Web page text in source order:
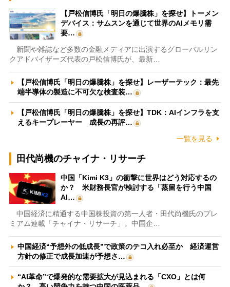
【戸松信博氏「明日の爆騰株」を探せ】トーメン
デバイス：サムスンを通じて世界のAIメモリ需
要…
新聞や雑誌など多数の金融メディアに出演するグローバルリン
クアドバイザーズ代表の戸松信博氏が、最新…
【戸松信博氏「明日の爆騰株」を探せ】レーザーテック：最先
端半導体の製造に不可欠な検査装…
【戸松信博氏「明日の爆騰株」を探せ】TDK：AIインフラを支
えるキープレーヤー 成長の再評…
一覧を見る
田代尚機のチャイナ・リサーチ
中国「Kimi K3」の衝撃に世界はどう対応するの
か？ 米財務長官が検討する「蒸留を行う中国
AI…
中国経済に精通する中国株投資の第一人者・田代尚機氏のプレ
ミアム連載「チャイナ・リサーチ」。中国企…
中国経済“予想外の低成長”で政策のテコ入れ必至か 経済運営
方針の修正で成長加速が予想さ…
“AI革命”で爆発的な需要拡大が見込まれる「CXO」とは何